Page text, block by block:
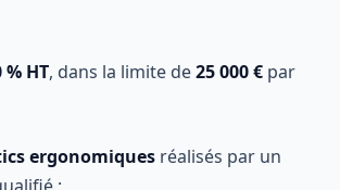
% HT, dans la limite de25 000 € par
ergonomiques réalisés par un
;